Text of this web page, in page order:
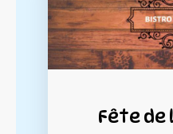
Fête de